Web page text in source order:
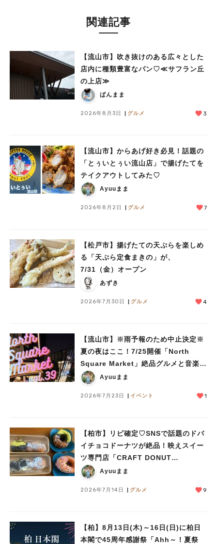
関連記事
【流山市】吹き抜けのある広々とした
店内に種類豊富なパン♡≪サフラン丘
の上店≫
ぱんまま
2026年8月3日 グルメ 3
【流山市】からあげ好き必見！話題の
「とぅいとぅい流山店」で揚げたてを
テイクアウトしてみた♡
Ayuuまま
2026年8月2日 グルメ 7
【松戸市】揚げたての天ぷらを楽しめ
る「天ぷら定食まきの」が、
7/31（金）オープン
あずき
2026年7月30日 グルメ 4
【流山市】※雨予報のため中止決定※
夏の夜はここ！7/25開催「North
Square Market」絶品グルメと音楽ラ
イブを楽しもう♪
Ayuuまま
2026年7月23日 イベント 1
【柏市】リピ確定♡SNSで話題のドバ
イチョコドーナツが絶品！映えスイー
ツ専門店「CRAFT DONUT
WORKS」がオープン
Ayuuまま
2026年7月14日 グルメ 9
【柏】8月13日(木)～16日(日)に柏日
本閣で45周年感謝祭「Ahh～！夏祭